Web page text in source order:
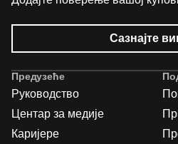
Сазнајте
Предузеће
Руководство
Центар за медије
Каријере